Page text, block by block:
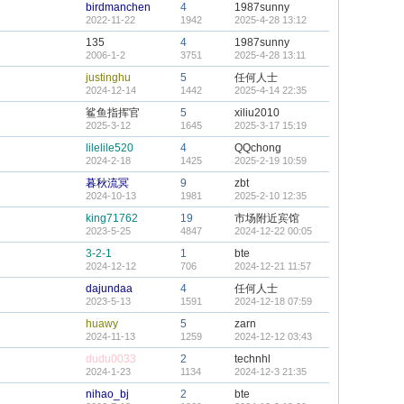
birdmanchen
2022-11-22
4
1942
1987sunny
2025-4-28 13:12
135
2006-1-2
4
3751
1987sunny
2025-4-28 13:11
justinghu
2024-12-14
5
1442
任何人士
2025-4-14 22:35
鲨鱼指挥官
2025-3-12
5
1645
xiliu2010
2025-3-17 15:19
lilelile520
2024-2-18
4
1425
QQchong
2025-2-19 10:59
暮秋流冥
2024-10-13
9
1981
zbt
2025-2-10 12:35
king71762
2023-5-25
19
4847
市场附近宾馆
2024-12-22 00:05
3-2-1
2024-12-12
1
706
bte
2024-12-21 11:57
dajundaa
2023-5-13
4
1591
任何人士
2024-12-18 07:59
huawy
2024-11-13
5
1259
zarn
2024-12-12 03:43
dudu0033
2024-1-23
2
1134
technhl
2024-12-3 21:35
nihao_bj 2 bte